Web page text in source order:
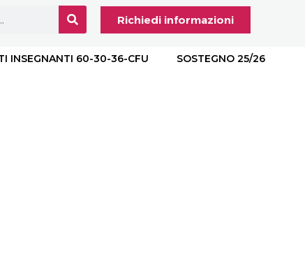
Richiedi informazioni
INSEGNANTI 60-30-36-CFU SOSTEGNO 25/26